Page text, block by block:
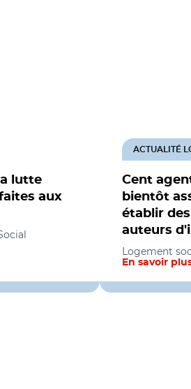
lutte
aux
Cent
bientôt
établir
auteurs
ACTUALITÉ
Logement
En savoir